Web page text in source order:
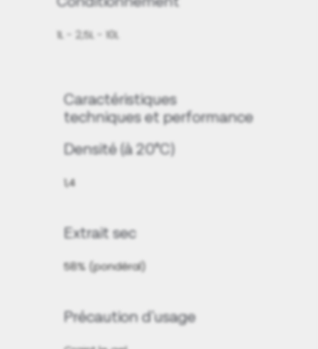
1L - 2,5L - 10L
Caractéristiques
techniques et performance
Densité (à 20°C)
1,4
Extrait sec
58% (pondéral)
Précaution d'usage